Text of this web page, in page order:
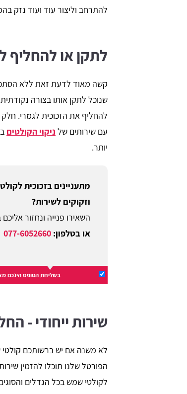
להתרחב וליצור עוד ועוד נזק
לתקן או להחליף
קשה מאוד לדעת זאת ללא
שנוכל לתקן אותו בצורה
להחליף את הזכוכית לגמרי.
עם שירותים של ניקוי הקולטים
יותר.
מתעניינים בזכוכית
וזקוקים לשירות?
השאירו פנייה ונחזור
או בטלפון: 077-6052660
בשליחת הטופס הינכם
שירות ייחודי -
לא משנה אם יש ברשותכם
הפורטל שלנו תוכלו להזמין
לקולטי שמש בכל הגדלים